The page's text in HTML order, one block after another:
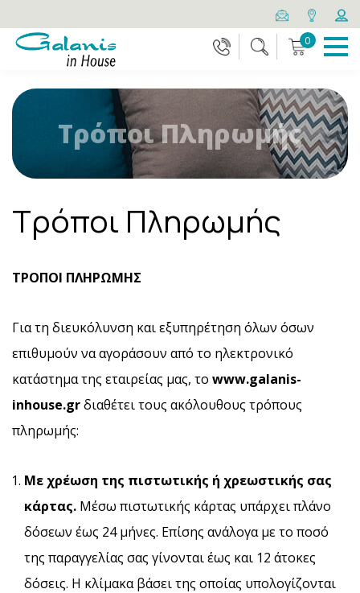
0
Τρόποι Πληρωμής
Τρόποι Πληρωμής
ΤΡΟΠΟΙ ΠΛΗΡΩΜΗΣ
Για τη διευκόλυνση και εξυπηρέτηση όλων όσων
επιθυμούν να αγοράσουν από το ηλεκτρονικό
κατάστημα της εταιρείας μας, το www.galanis-
inhouse.grδιαθέτει τους ακόλουθους τρόπους
πληρωμής:
Με χρέωση της πιστωτικής ή χρεωστικής σας
κάρτας. Μέσω πιστωτικής κάρτας υπάρχει πλάνο
δόσεων έως 24 μήνες. Επίσης ανάλογα με το ποσό
της παραγγελίας σας γίνονται έως και 12 άτοκες
δόσεις. Η κλίμακα βάσει της οποίας υπολογίζονται